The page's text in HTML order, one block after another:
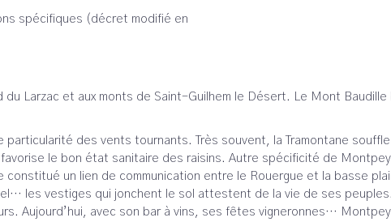
spécifiques (décret modifié en
Larzac et aux monts de Saint-Guilhem le Désert. Le Mont
des vents tournants. Très souvent, la Tramontane
le bon état sanitaire des raisins. Autre spécificité de
un lien de communication entre le Rouergue et la basse
les vestiges qui jonchent le sol attestent de la vie de ses
Aujourd’hui, avec son bar à vins, ses fêtes vigneronnes…